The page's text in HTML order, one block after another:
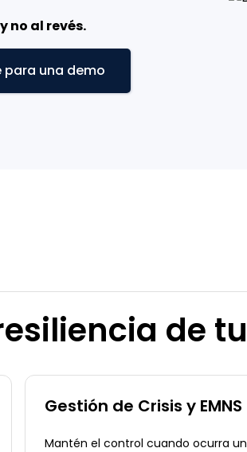
no al revés.
para una demo
de
Gestión de Crisis y EMNS
Mantén el control cuando ocurra